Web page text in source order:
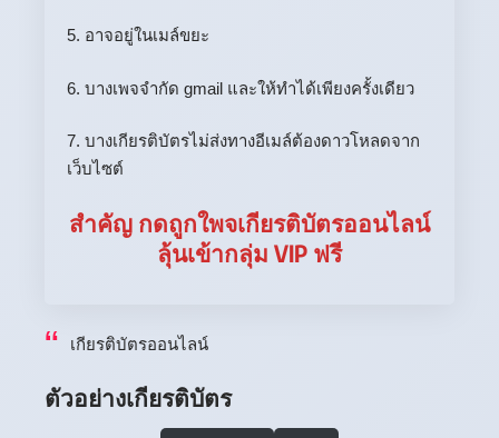
5. อาจอยู่ในเมล์ขยะ
6. บางเพจจำกัด gmail และให้ทำได้เพียงครั้งเดียว
7. บางเกียรติบัตรไม่ส่งทางอีเมล์ต้องดาวโหลดจาก
เว็บไซต์
สำคัญ กดถูกใพจเกียรติบัตรออนไลน์
ลุ้นเข้ากลุ่ม VIP ฟรี
เกียรติบัตรออนไลน์
ตัวอย่างเกียรติบัตร